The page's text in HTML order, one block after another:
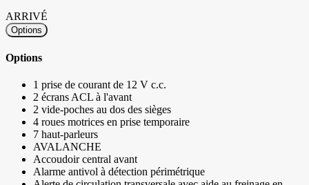
ARRIVÉ
Options
Options
1 prise de courant de 12 V c.c.
2 écrans ACL à l'avant
2 vide-poches au dos des sièges
4 roues motrices en prise temporaire
7 haut-parleurs
AVALANCHE
Accoudoir central avant
Alarme antivol à détection périmétrique